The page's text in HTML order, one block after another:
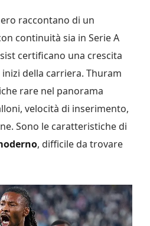
raccontano di un
continuità sia in Serie A
certificano una crescita
della carriera. Thuram
rare nel panorama
velocità di inserimento,
Sono le caratteristiche di
, difficile da trovare